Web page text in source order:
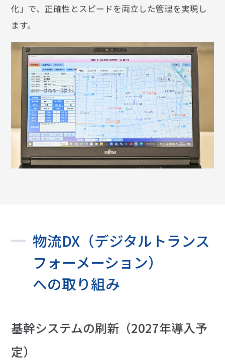
化」で、正確性とスピードを両立した管理を実現し
ます。
物流DX（デジタルトランス
フォーメーション）
への取り組み
基幹システムの刷新（2027年導入予
定）